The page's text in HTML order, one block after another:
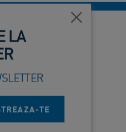
si alte
Închide
LA
TE